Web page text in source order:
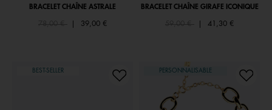
BRACELET CHAÎNE ASTRALE
Price reduced from
78,00 € 39,00 €
BRACELET CHAÎNE GIRAFE ICONIQUE
Price reduced from
59,00 € 41,30 €
BEST-SELLER PERSONNALISABLE